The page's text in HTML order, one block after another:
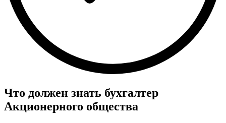
Что должен знать бухгалтер
Акционерного общества